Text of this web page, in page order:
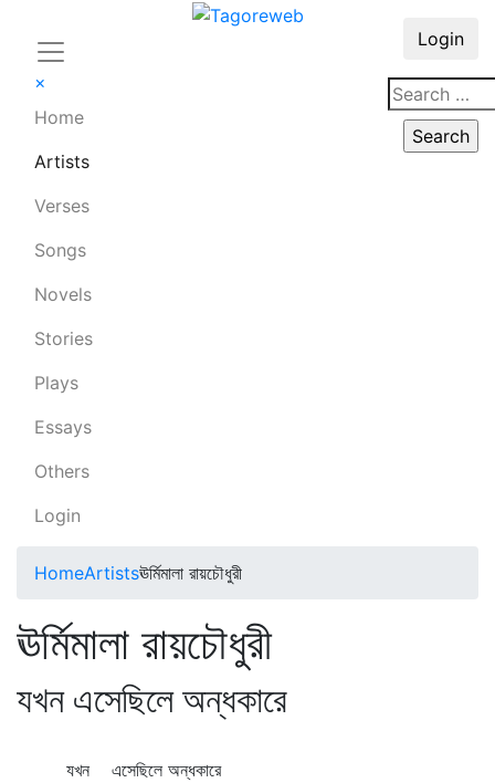
×
Home
Artists
Verses
Songs
Novels
Stories
Plays
Essays
Others
Login
Login
HomeArtistsঊর্মিমালা রায়চৌধুরী
ঊর্মিমালা রায়চৌধুরী
যখন এসেছিলে অন্ধকারে
যখন এসেছিলে অন্ধকারে